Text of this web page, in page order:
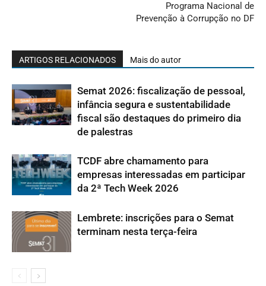
Programa Nacional de
Prevenção à Corrupção no DF
ARTIGOS RELACIONADOS Mais do autor
Semat 2026: fiscalização de pessoal,
infância segura e sustentabilidade
fiscal são destaques do primeiro dia
de palestras
TCDF abre chamamento para
empresas interessadas em participar
da 2ª Tech Week 2026
Lembrete: inscrições para o Semat
terminam nesta terça-feira